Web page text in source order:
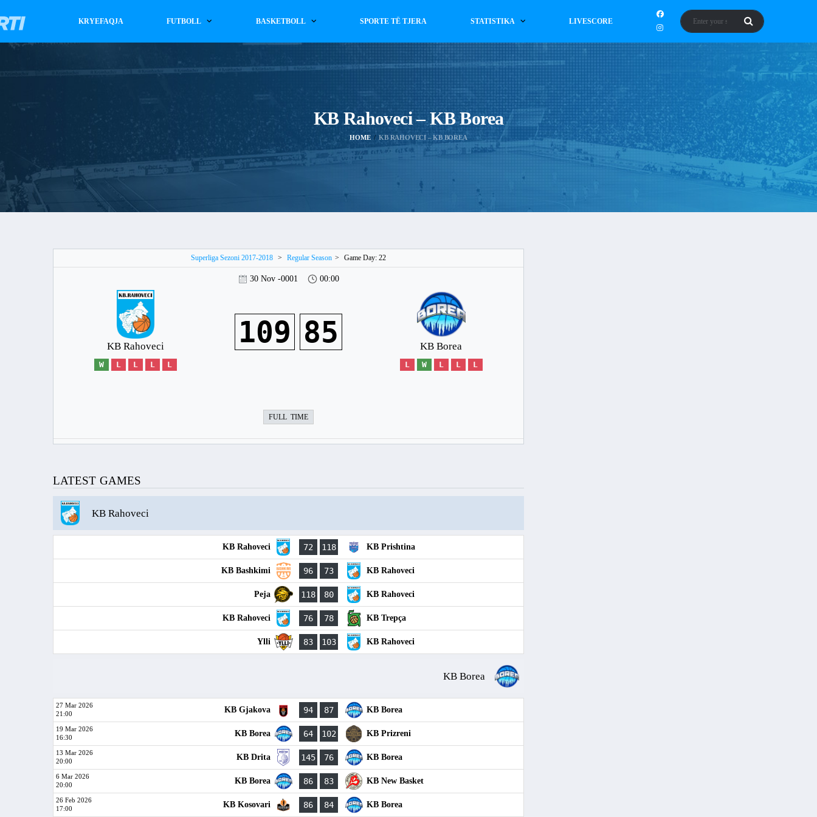
KRYEFAQJA FUTBOLL BASKETBOLL SPORTE TË TJERA STATISTIKA LIVESCORE
KB Rahoveci – KB Borea
HOME KB RAHOVECI – KB BOREA
Superliga Sezoni 2017-2018 > Regular Season > Game Day: 22
30 Nov -0001 00:00
KB Rahoveci
W L L L L
109 85 KB Borea
L W L L L
FULL TIME
LATEST GAMES
KB Rahoveci
KB Rahoveci 72 118 KB Prishtina
KB Bashkimi 96 73 KB Rahoveci
Peja 118 80 KB Rahoveci
KB Rahoveci 76 78 KB Trepça
Ylli 83 103 KB Rahoveci
KB Borea
27 Mar 2026
21:00
KB Gjakova 94 87 KB Borea
19 Mar 2026
16:30
KB Borea 64 102 KB Prizreni
13 Mar 2026
20:00
KB Drita 145 76 KB Borea
6 Mar 2026
20:00
KB Borea 86 83 KB New Basket
26 Feb 2026
17:00
KB Kosovari 86 84 KB Borea